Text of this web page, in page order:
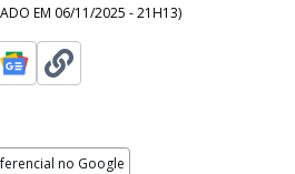
EM 06/11/2025 - 21H13)
no Google